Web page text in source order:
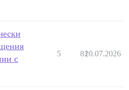
с
5 8120.07.2026